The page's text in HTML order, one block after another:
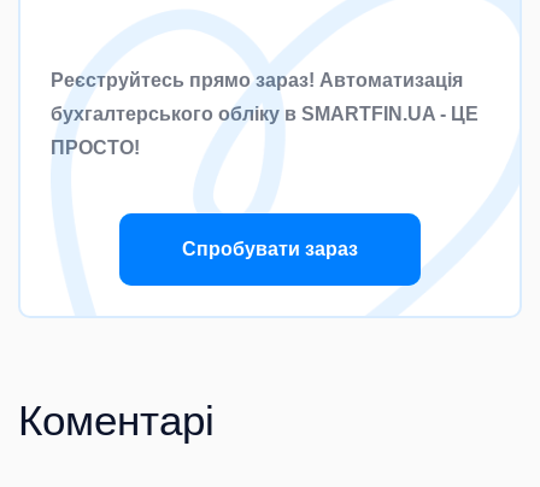
Реєструйтесь прямо зараз! Автоматизація
бухгалтерського обліку в SMARTFIN.UA - ЦЕ
ПРОСТО!
Спробувати зараз
Коментарі